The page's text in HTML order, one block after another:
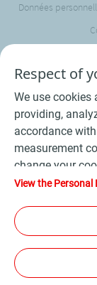
Données
Respect of
We use
providing,
accordance
measurement
change your
"Manage my
device. If you
required for the
more
Policy" page.
View the Personal